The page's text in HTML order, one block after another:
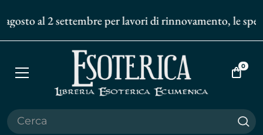
al 2 settembre per lavori di rinnovamento, le
Apri
Vai
0